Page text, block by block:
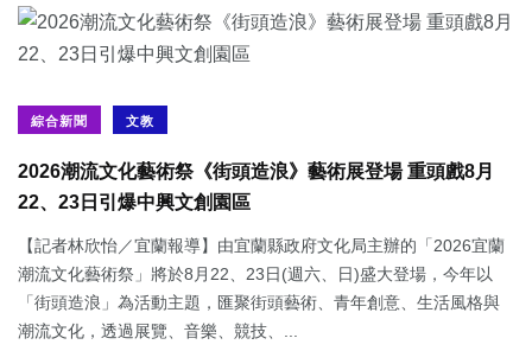
綜合新聞 文教
2026潮流文化藝術祭《街頭造浪》藝術展登場 重頭戲8月
22、23日引爆中興文創園區
【記者林欣怡／宜蘭報導】由宜蘭縣政府文化局主辦的「2026宜蘭
潮流文化藝術祭」將於8月22、23日(週六、日)盛大登場，今年以
「街頭造浪」為活動主題，匯聚街頭藝術、青年創意、生活風格與
潮流文化，透過展覽、音樂、競技、...